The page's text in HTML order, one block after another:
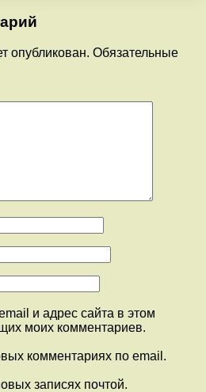
опубликован. Обязательные
и адрес сайта в этом
моих комментариев.
комментариях по email.
записях почтой.